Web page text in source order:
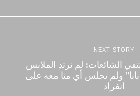
NEXT STORY
الشائعات: لم نرتدِ الملابس
ولم تجلس أي منا معه على
انفراد